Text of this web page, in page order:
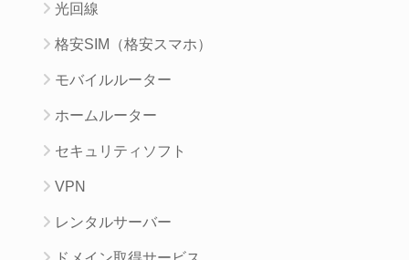
光回線
格安SIM（格安スマホ）
モバイルルーター
ホームルーター
セキュリティソフト
VPN
レンタルサーバー